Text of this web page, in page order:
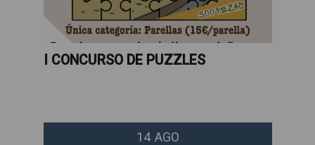
I CONCURSO DE PUZZLES
14 AGO